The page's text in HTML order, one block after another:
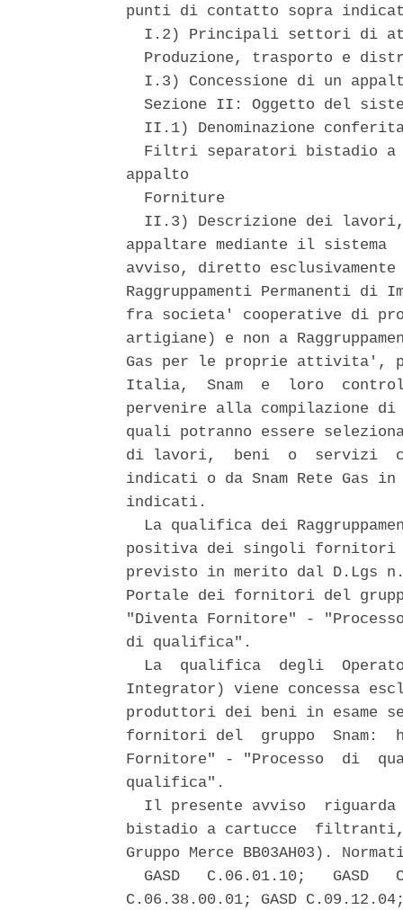
punti di contatto sopra
I.2) Principali settori di
Produzione, trasporto e
I.3) Concessione di un
Sezione II: Oggetto del
II.1) Denominazione
Filtri separatori bistadio
appalto
  Forniture
II.3) Descrizione dei
appaltare mediante il
avviso, diretto
Raggruppamenti Permanenti
fra societa' cooperative di
artigiane) e non a
Gas per le proprie attivita',
Italia,  Snam  e  loro
pervenire alla
quali potranno essere
di lavori,  beni  o  servizi
indicati o da Snam Rete Gas
indicati.
La qualifica dei
positiva dei singoli fornitori
previsto in merito dal D.Lgs
Portale dei fornitori del
"Diventa Fornitore" -
di qualifica".
La  qualifica  degli
Integrator) viene concessa
produttori dei beni in esame
fornitori del  gruppo  Snam:
Fornitore" - "Processo  di
qualifica".
Il presente avviso
bistadio a cartucce
Gruppo Merce BB03AH03).
GASD   C.06.01.10;   GASD
C.06.38.00.01; GASD